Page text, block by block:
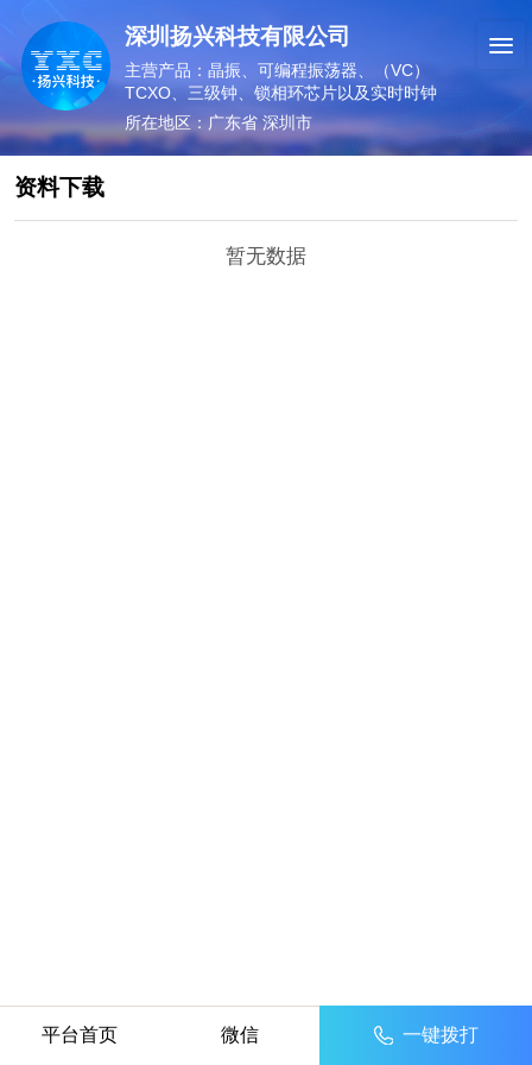
深圳扬兴科技有限公司
主营产品：晶振、可编程振荡器、（VC）
TCXO、三级钟、锁相环芯片以及实时时钟
所在地区：广东省 深圳市
资料下载
暂无数据
平台首页 微信 一键拨打